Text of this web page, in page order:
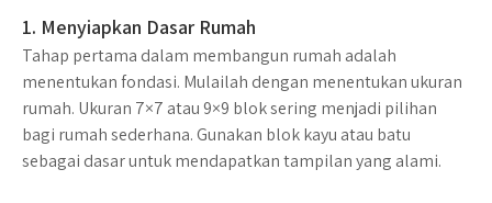
1. Menyiapkan Dasar Rumah
Tahap pertama dalam membangun rumah adalah
menentukan fondasi. Mulailah dengan menentukan ukuran
rumah. Ukuran 7×7 atau 9×9 blok sering menjadi pilihan
bagi rumah sederhana. Gunakan blok kayu atau batu
sebagai dasar untuk mendapatkan tampilan yang alami.